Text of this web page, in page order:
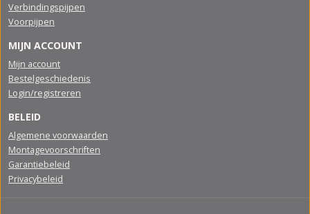
Verbindingspijpen
Voorpijpen
MIJN ACCOUNT
Mijn account
Bestelgeschiedenis
Login/registreren
BELEID
Algemene voorwaarden
Montagevoorschriften
Garantiebeleid
Privacybeleid